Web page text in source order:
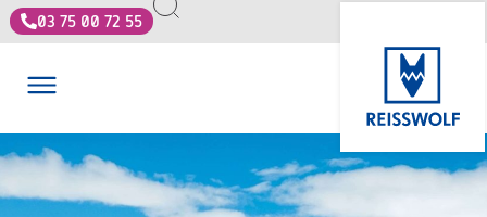
03 75 00 72 55